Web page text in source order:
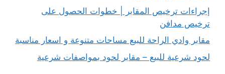
إجراءات ترخيص المقابر | خطوات الحصول على
ترخيص مدافن
مقابر وادي الراحة للبيع مساحات متنوعة و اسعار مناسبة
لحود شرعية للبيع – مقابر لحود بمواصفات شرعية